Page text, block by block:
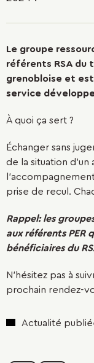
Le groupe
référents RSA du
grenobloise et
service
À quoi ça sert ?
Échanger sans
de la situation d'un
prise de recul.
Rappel: les
aux référents PER
bénéficiaires du
N'hésitez pas à
prochain rendez-
Actualité